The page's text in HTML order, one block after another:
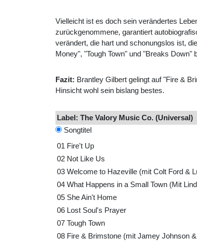
Vielleicht ist es doch sein verändertes
zurückgenommene, garantiert
verändert, die hart und schonungslos ist,
Money", "Tough Town" und "Breaks
Fazit: Brantley Gilbert gelingt auf "Fire &
Hinsicht wohl sein bislang bestes.
Label: The Valory Music Co. (Universal)
Songtitel
01 Fire't Up
02 Not Like Us
03 Welcome to Hazeville (mit Colt Ford &
04 What Happens in a Small Town (Mit
05 She Ain't Home
06 Lost Soul's Prayer
07 Tough Town
08 Fire & Brimstone (mit Jamey Johnson